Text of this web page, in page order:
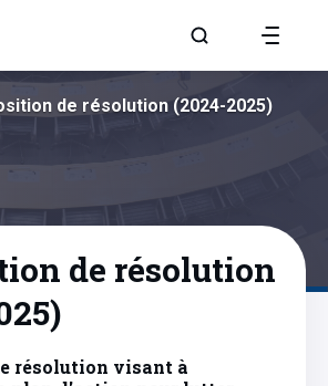
Aller à la page
de résolution (2024-2025)
de résolution
résolution visant à